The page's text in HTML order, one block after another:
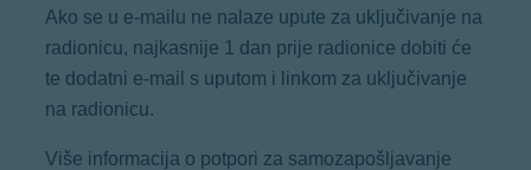
Ako se u e-mailu ne nalaze upute za uključivanje na
radionicu, najkasnije 1 dan prije radionice dobiti će
te dodatni e-mail s uputom i linkom za uključivanje
na radionicu.
Više informacija o potpori za samozapošljavanje